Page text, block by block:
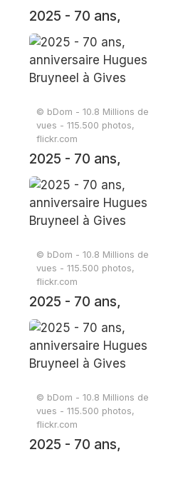
2025 - 70 ans,
anniversaire
Hugues Bruyneel à
Gives
© bDom - 10.8 Millions de
vues - 115.500 photos,
flickr.com
2025 - 70 ans,
anniversaire
Hugues Bruyneel à
Gives
© bDom - 10.8 Millions de
vues - 115.500 photos,
flickr.com
2025 - 70 ans,
anniversaire
Hugues Bruyneel à
Gives
© bDom - 10.8 Millions de
vues - 115.500 photos,
flickr.com
2025 - 70 ans,